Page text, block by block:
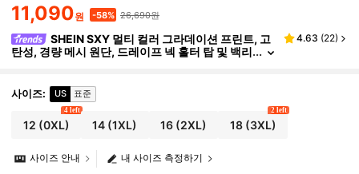
11,090원 -58% 26,690원
SHEIN SXY 멀티 컬러 그라데이션 프린트, 고
탄성, 경량 메시 원단, 드레이프 넥 홀터 탑 및 백리
제, 콘서트, 카니발 파티, 해변 휴가, 데이트 밤, 생일,
총각 파티, 클럽, 귀여운, 캐주얼, 쇼핑, 스트리트웨어,
외출, 매치하기 쉽고 슬림해 보이며 몸매를 강조하고
몸매를 돋보이게 합니다
4.63 (22)
사이즈: US 표준
12 (0XL)
4 left
14 (1XL) 16(2XL) 18(3XL)
2 left
내 사이즈 측정하기
사이즈 안내